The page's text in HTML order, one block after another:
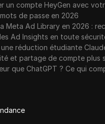
un compte HeyGen avec
de passe en 2026
Meta Ad Library en 2026 :
Ad Insights en toute
réduction étudiante
et partage de compte plus
que ChatGPT ? Ce qui